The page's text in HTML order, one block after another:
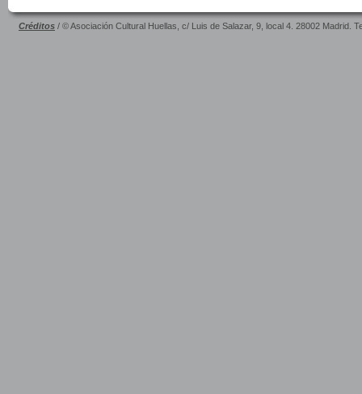
Créditos / © Asociación Cultural Huellas, c/ Luis de Salazar, 9, local 4. 28002 Madrid.